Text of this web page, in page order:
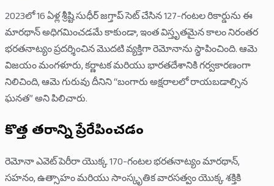
2023లో 16 ఏళ్ల శ్రీష్టి సుధీర్ జగ్తాప్ సెట్ చేసిన 127-గంటల రికార్డును ఈ
మారథాన్ అధిగమించడమే కాకుండా, ఇంత విస్తృతమైన కాలం నిరంతర
భరతనాట్యం ప్రదర్శించిన మొదటి వ్యక్తిగా రెమోనాను స్థాపించింది. ఆమె
విజయం మంగళూరు, కర్ణాటక మరియు భారతదేశానికి గర్వకారణంగా
నిలిచింది, ఆమె గురువు దీనిని “బంగారు అక్షరాలలో రాయబడాల్సిన
ఘనత” అని పిలిచారు.
కొత్త తరాన్ని ప్రేరేపించడం
రెమోనా ఎవెట్ పెరీరా యొక్క 170-గంటల భరతనాట్యం మారథాన్,
సహనం, ఉత్సాహం మరియు సాంస్కృతిక వారసత్వం యొక్క శక్తికి